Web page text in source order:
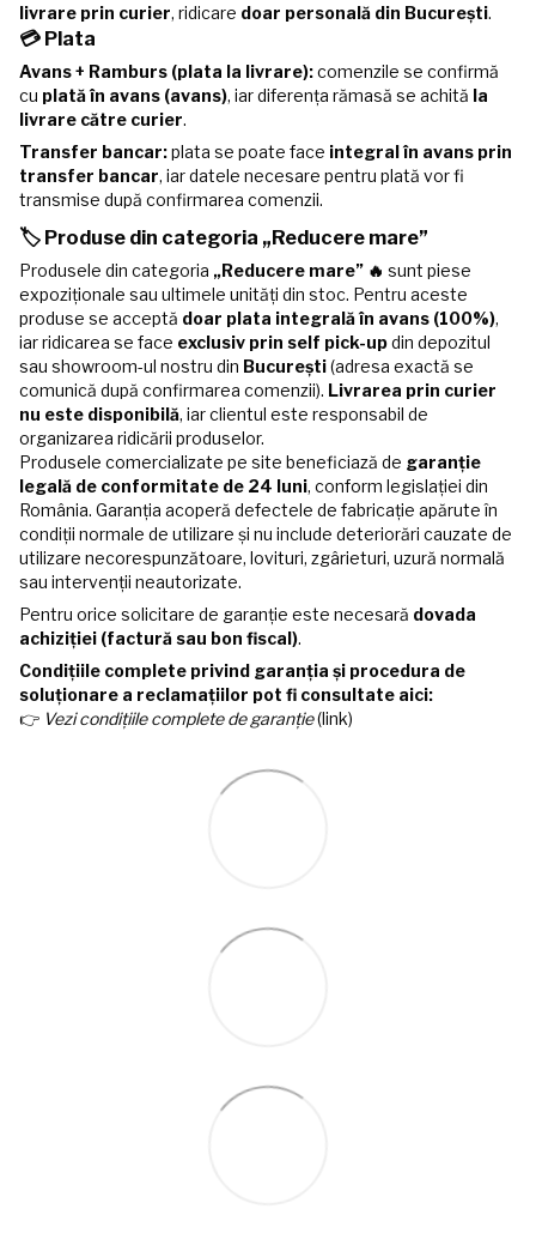
livrare prin curier, ridicare doar personală din București.
💳 Plata
Avans + Ramburs (plata la livrare):comenzile se confirmă
cu plată în avans (avans), iar diferența rămasă se achită la
livrare către curier.
Transfer bancar:plata se poate face integral în avans prin
transfer bancar, iar datele necesare pentru plată vor fi
transmise după confirmarea comenzii.
🏷️ Produse din categoria „Reducere mare”
Produsele din categoria „Reducere mare” 🔥 sunt piese
expoziționale sau ultimele unități din stoc. Pentru aceste
produse se acceptă doar plata integrală în avans (100%),
iar ridicarea se face exclusiv prin self pick-updin depozitul
sau showroom-ul nostru din București(adresa exactă se
comunică după confirmarea comenzii). Livrarea prin curier
nu este disponibilă, iar clientul este responsabil de
organizarea ridicării produselor.
Produsele comercializate pe site beneficiază de garanție
legală de conformitate de 24 luni, conform legislației din
România. Garanția acoperă defectele de fabricație apărute în
condiții normale de utilizare și nu include deteriorări cauzate de
utilizare necorespunzătoare, lovituri, zgârieturi, uzură normală
sau intervenții neautorizate.
Pentru orice solicitare de garanție este necesară dovada
achiziției (factură sau bon fiscal).
Condițiile complete privind garanția și procedura de
soluționare a reclamațiilor pot fi consultate aici:
👉 Vezi condițiile complete de garanție(link)